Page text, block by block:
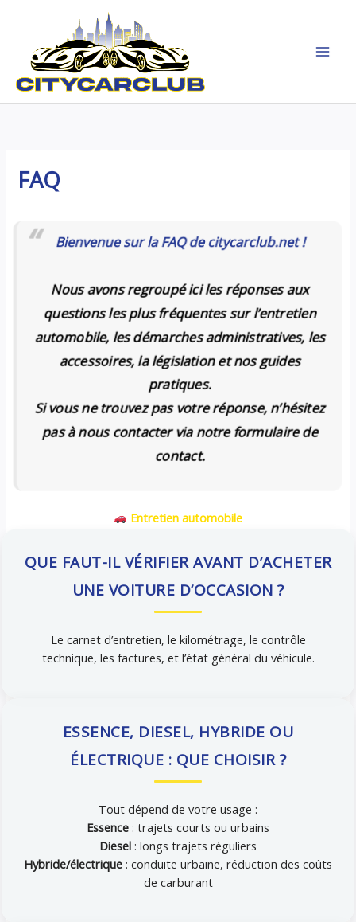
contenu
FAQ
Bienvenue sur la FAQ decitycarclub.net!
Nous avons regroupé ici les réponses aux
questions les plus fréquentes sur l’entretien
automobile, les démarches administratives, les
accessoires, la législation et nos guides
pratiques.
Si vous ne trouvez pas votre réponse, n’hésitez
pas à nous contacter via notre formulaire de
contact.
Entretien automobile
QUE FAUT-IL VÉRIFIER AVANT D’ACHETER
UNE VOITURE D’OCCASION ?
Le carnet d’entretien, le kilométrage, le contrôle
technique, les factures, et l’état général du véhicule.
ESSENCE, DIESEL, HYBRIDE OU
ÉLECTRIQUE : QUE CHOISIR ?
Tout dépend de votre usage :
Essence : trajets courts ou urbains
Diesel : longs trajets réguliers
Hybride/électrique : conduite urbaine, réduction des coûts
de carburant